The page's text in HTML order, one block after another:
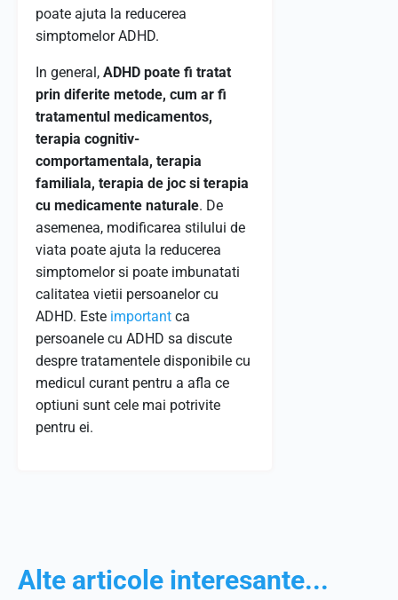
poate ajuta la reducerea
simptomelor ADHD.
In general, ADHD poate fi tratat
prin diferite metode, cum ar fi
tratamentul medicamentos,
terapia cognitiv-
comportamentala, terapia
familiala, terapia de joc si terapia
cu medicamente naturale. De
asemenea, modificarea stilului de
viata poate ajuta la reducerea
simptomelor si poate imbunatati
calitatea vietii persoanelor cu
ADHD. Este important ca
persoanele cu ADHD sa discute
despre tratamentele disponibile cu
medicul curant pentru a afla ce
optiuni sunt cele mai potrivite
pentru ei.
Alte articole interesante...